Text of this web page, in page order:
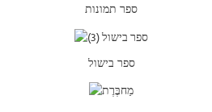
ספר תמונות
ספר בישול